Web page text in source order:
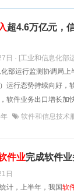
超4.6万亿元，
日 · [工业和信息化部
部运行监测协调局
）运行态势持续向好，
软件业务出口增长加
年 软件和信息技术
件业完成软件业
日
计，上半年，我国软